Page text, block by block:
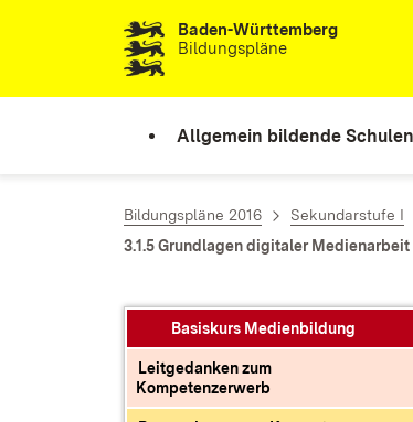
Zum Inhalt springenBaden-Württemberg
Bildungspläne
Allgemein bildende Schulen
Bildungspläne 2016 Sekundarstufe I
3.1.5 Grundlagen digitaler Medienarbeit
Basiskurs Medienbildung
Leitgedanken zum
Kompetenzerwerb